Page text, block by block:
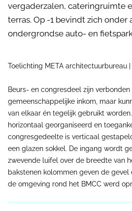
vergaderzalen, cateringruimte
terras. Op -1 bevindt zich onder
ondergrondse auto- en
Toelichting META architectuurbureau
Beurs- en congresdeel zijn verbonden
gemeenschappelijke inkom, maar
van elkaar én tegelijk gebruikt
horizontaal georganiseerd en
congresgedeelte is verticaal
een glazen sokkel. De ingang wordt
zwevende luifel over de breedte van
bakstenen kolommen geven de gevel
de omgeving rond het BMCC werd